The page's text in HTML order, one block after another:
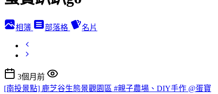
相簿 部落格 名片
3個月前
[南投景點] 鹿芝谷生態景觀園區 #親子農場、DIY手作 @蛋寶